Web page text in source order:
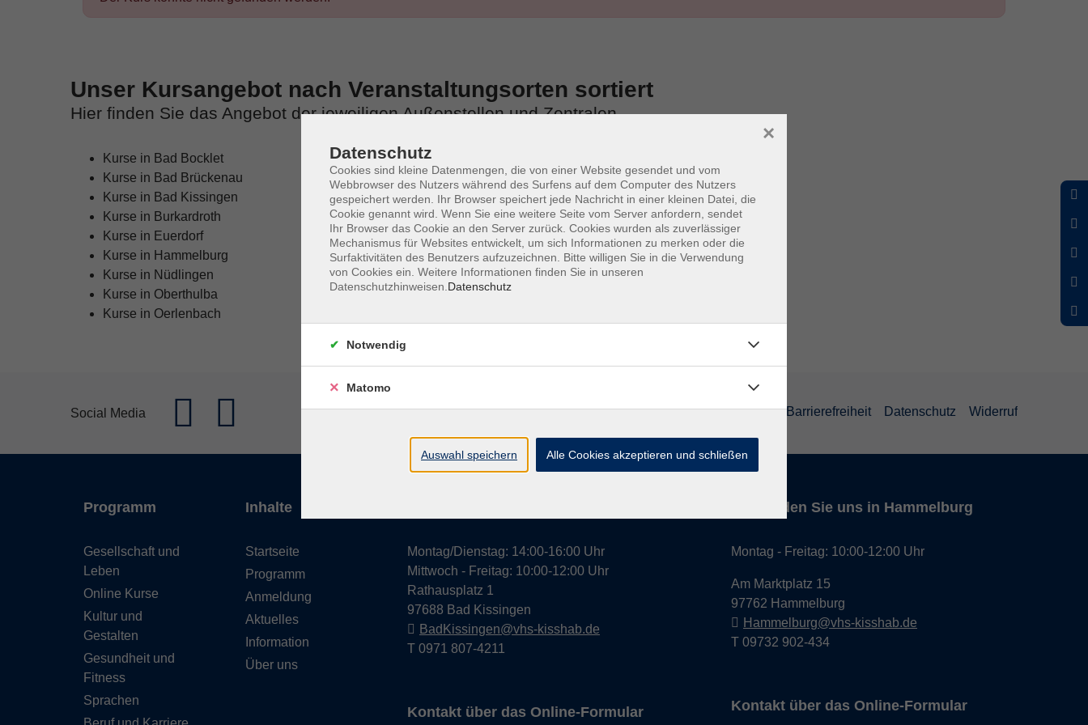
Unser Kursangebot nach Veranstaltungsorten sortiert
Hier finden Sie das Angebot der jeweiligen Außenstellen und Zentralen
Kurse in Bad Bocklet
Kurse in Bad Brückenau
Kurse in Bad Kissingen
Kurse in Burkardroth
Kurse in Euerdorf
Kurse in Hammelburg
Kurse in Nüdlingen
Kurse in Oberthulba
Kurse in Oerlenbach
Social Media Widerrufsrecht Impressum AGB Barrierefreiheit Datenschutz Widerruf
Programm
Gesellschaft und
Leben
Online Kurse
Kultur und
Gestalten
Gesundheit und
Fitness
Sprachen
Inhalte
Startseite
Programm
Anmeldung
Aktuelles
Information
Über uns
Montag/Dienstag: 14:00-16:00 Uhr
Mittwoch - Freitag: 10:00-12:00 Uhr
Rathausplatz 1
97688 Bad Kissingen
BadKissingen@vhs-kisshab.de
T 0971 807-4211
Kontakt über das Online-Formular
Hier finden Sie uns in Hammelburg
Montag - Freitag: 10:00-12:00 Uhr
Am Marktplatz 15
97762 Hammelburg
Hammelburg@vhs-kisshab.de
T 09732 902-434
Kontakt über das Online-Formular
Datenschutz
Cookies sind kleine Datenmengen, die von einer Website gesendet und vom
Webbrowser des Nutzers während des Surfens auf dem Computer des Nutzers
gespeichert werden. Ihr Browser speichert jede Nachricht in einer kleinen Datei, die
Cookie genannt wird. Wenn Sie eine weitere Seite vom Server anfordern, sendet
Ihr Browser das Cookie an den Server zurück. Cookies wurden als zuverlässiger
Mechanismus für Websites entwickelt, um sich Informationen zu merken oder die
Surfaktivitäten des Benutzers aufzuzeichnen. Bitte willigen Sie in die Verwendung
von Cookies ein. Weitere Informationen finden Sie in unseren
Datenschutzhinweisen. Datenschutz
×
Notwendig
Matomo
Auswahl speichern Alle Cookies akzeptieren und schließen